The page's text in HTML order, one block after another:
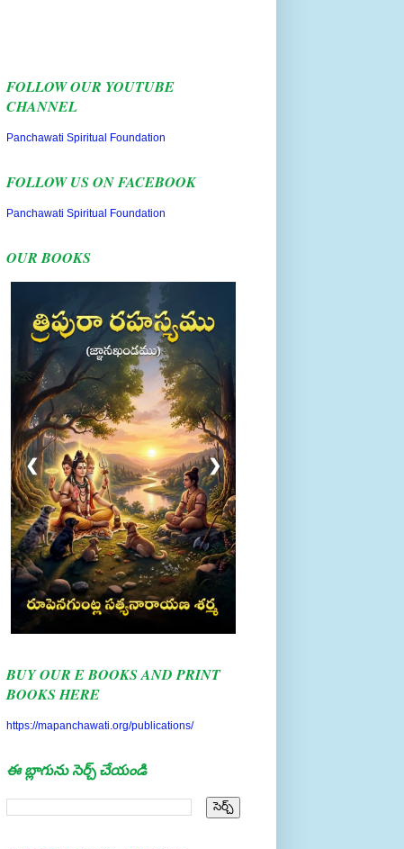
FOLLOW OUR YOUTUBE
CHANNEL
Panchawati Spiritual Foundation
FOLLOW US ON FACEBOOK
Panchawati Spiritual Foundation
OUR BOOKS
❮ ❯
BOOKS HERE